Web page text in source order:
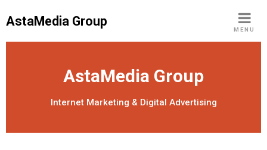
AstaMedia Group
MENU
AstaMedia Group
Internet Marketing & Digital Advertising